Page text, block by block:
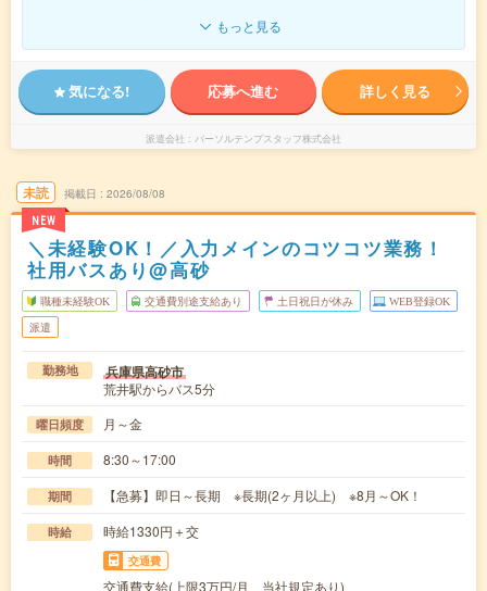
もっと見る
気になる! 応募へ進む 詳しく見る
派遣会社 パーソルテンプスタッフ株式会社
未読
NEW
掲載日 2026/08/08
＼未経験OK！／入力メインのコツコツ業務！
社用バスあり@高砂
職種未経験OK 交通費別途支給あり 土日祝日が休み WEB登録OK
派遣
勤務地 兵庫県高砂市
荒井駅からバス5分
曜日頻度 月～金
時間 8:30～17:00
期間 【急募】即日～長期 ※長期(2ヶ月以上) ※8月～OK！
時給 時給1330円＋交
交通費
交通費支給(上限3万円/月、当社規定あり)